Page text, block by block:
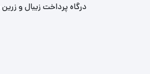
درگاه پرداخت زیبال و